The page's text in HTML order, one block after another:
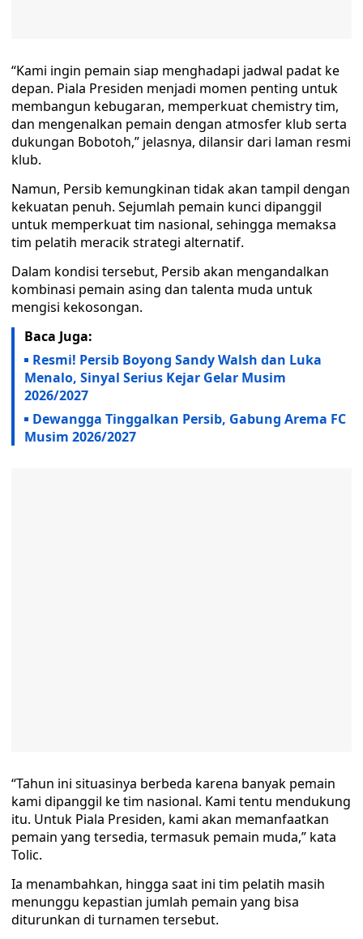
“Kami ingin pemain siap menghadapi jadwal padat ke
depan. Piala Presiden menjadi momen penting untuk
membangun kebugaran, memperkuat chemistry tim,
dan mengenalkan pemain dengan atmosfer klub serta
dukungan Bobotoh,” jelasnya, dilansir dari laman resmi
klub.
Namun, Persib kemungkinan tidak akan tampil dengan
kekuatan penuh. Sejumlah pemain kunci dipanggil
untuk memperkuat tim nasional, sehingga memaksa
tim pelatih meracik strategi alternatif.
Dalam kondisi tersebut, Persib akan mengandalkan
kombinasi pemain asing dan talenta muda untuk
mengisi kekosongan.
Baca Juga:
Resmi! Persib Boyong Sandy Walsh dan Luka
Menalo, Sinyal Serius Kejar Gelar Musim
2026/2027
Dewangga Tinggalkan Persib, Gabung Arema FC
Musim 2026/2027
“Tahun ini situasinya berbeda karena banyak pemain
kami dipanggil ke tim nasional. Kami tentu mendukung
itu. Untuk Piala Presiden, kami akan memanfaatkan
pemain yang tersedia, termasuk pemain muda,” kata
Tolic.
Ia menambahkan, hingga saat ini tim pelatih masih
menunggu kepastian jumlah pemain yang bisa
diturunkan di turnamen tersebut.